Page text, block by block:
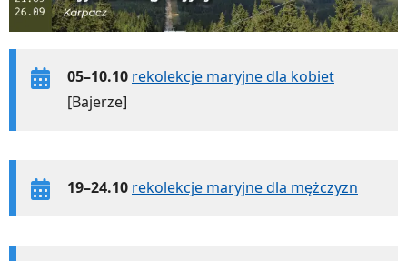
05–10.10 rekolekcje maryjne dla kobiet
[Bajerze]
19–24.10 rekolekcje maryjne dla mężczyzn